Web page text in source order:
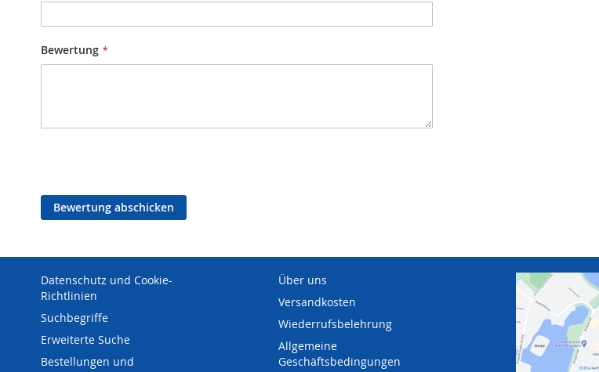
Bewertung
Bewertung abschicken
Datenschutz und Cookie-
Richtlinien
Suchbegriffe
Erweiterte Suche
Bestellungen und
Über uns
Versandkosten
Wiederrufsbelehrung
Allgemeine
Geschäftsbedingungen